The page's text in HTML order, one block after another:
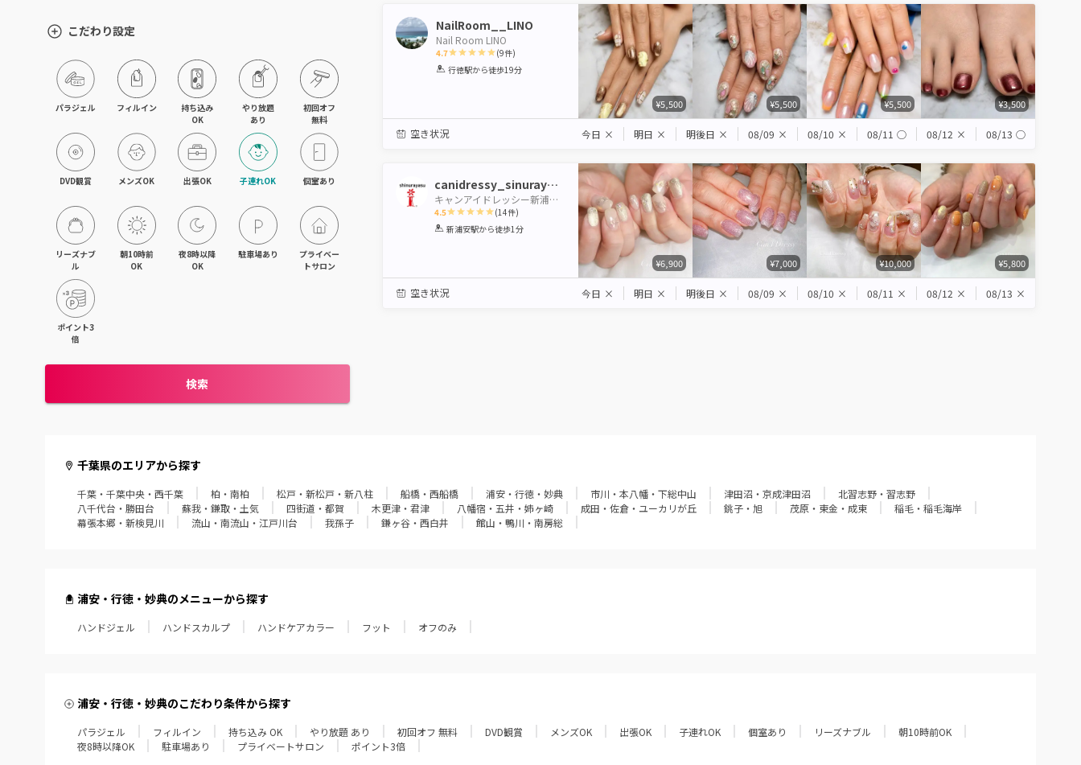
四街道・都賀
木更津・君津
八幡宿・五井・姉ヶ崎
成田・佐倉・ユーカリが丘
銚子・旭
茂原・東金・成東
稲毛・稲毛海岸
こだわり設定
パラジェル フィルイン
持ち込み
OK
やり放題
あり
初回オフ
無料
DVD観賞 メンズOK 出張OK 子連れOK 個室あり
リーズナブ
ル
朝10時前
OK
夜8時以降
OK
駐車場あり
プライベー
トサロン
ポイント3
倍
検索
NailRoom__LINO
Nail Room LINO
4.7
1 2 3 4 5
(9件)
行徳駅から徒歩19分
¥5,500 ¥5,500 ¥5,500 ¥3,500
空き状況 今日 × 明日 × 明後日 × 08/09 × 08/10 × 08/11 ◯ 08/12 × 08/13 ◯
canidressy_sinurayasu
キャンアイドレッシー新浦安店
4.5
1 2 3 4 5
(14件)
新浦安駅から徒歩1分
¥6,900 ¥7,000 ¥10,000 ¥5,800
空き状況 今日 × 明日 × 明後日 × 08/09 × 08/10 × 08/11 × 08/12 × 08/13 ×
千葉県のエリアから探す
千葉・千葉中央・西千葉 柏・南柏 松戸・新松戸・新八柱 船橋・西船橋 浦安・行徳・妙典 市川・本八幡・下総中山 津田沼・京成津田沼
北習志野・習志野
八千代台・勝田台
蘇我・鎌取・土気 四街道・都賀 木更津・君津 八幡宿・五井・姉ヶ崎 成田・佐倉・ユーカリが丘 銚子・旭 茂原・東金・成東
稲毛・稲毛海岸
幕張本郷・新検見川
流山・南流山・江戸川台 我孫子 鎌ヶ谷・西白井 館山・鴨川・南房総
浦安・行徳・妙典のメニューから探す
ハンドジェル ハンドスカルプ ハンドケアカラー フット オフのみ
浦安・行徳・妙典のこだわり条件から探す
パラジェル フィルイン 持ち込み OK やり放題 あり 初回オフ 無料 DVD観賞 メンズOK 出張OK 子連れOK 個室あり リーズナブル
朝10時前OK
夜8時以降OK
駐車場あり プライベートサロン ポイント3倍